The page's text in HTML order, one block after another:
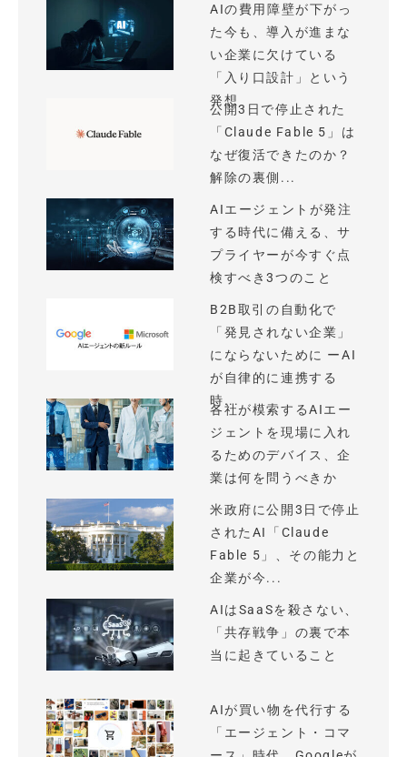
AIの費用障壁が下がっ
た今も、導入が進まな
い企業に欠けている
「入り口設計」という
発想
公開3日で停止された
「Claude Fable 5」は
なぜ復活できたのか？
解除の裏側...
AIエージェントが発注
する時代に備える、サ
プライヤーが今すぐ点
検すべき3つのこと
B2B取引の自動化で
「発見されない企業」
にならないために ーAI
が自律的に連携する
時...
各社が模索するAIエー
ジェントを現場に入れ
るためのデバイス、企
業は何を問うべきか
米政府に公開3日で停止
されたAI「Claude
Fable 5」、その能力と
企業が今...
AIはSaaSを殺さない、
「共存戦争」の裏で本
当に起きていること
AIが買い物を代行する
「エージェント・コマ